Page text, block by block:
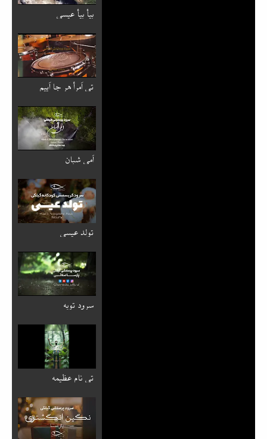
بیأ بیأ عیسی
تی اَمرأ هر جا اَییم
اَمی شبان
تولد عیسی
سرود توبه
تی نام عظیمه